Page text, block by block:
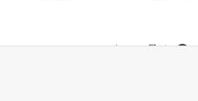
もっと見る